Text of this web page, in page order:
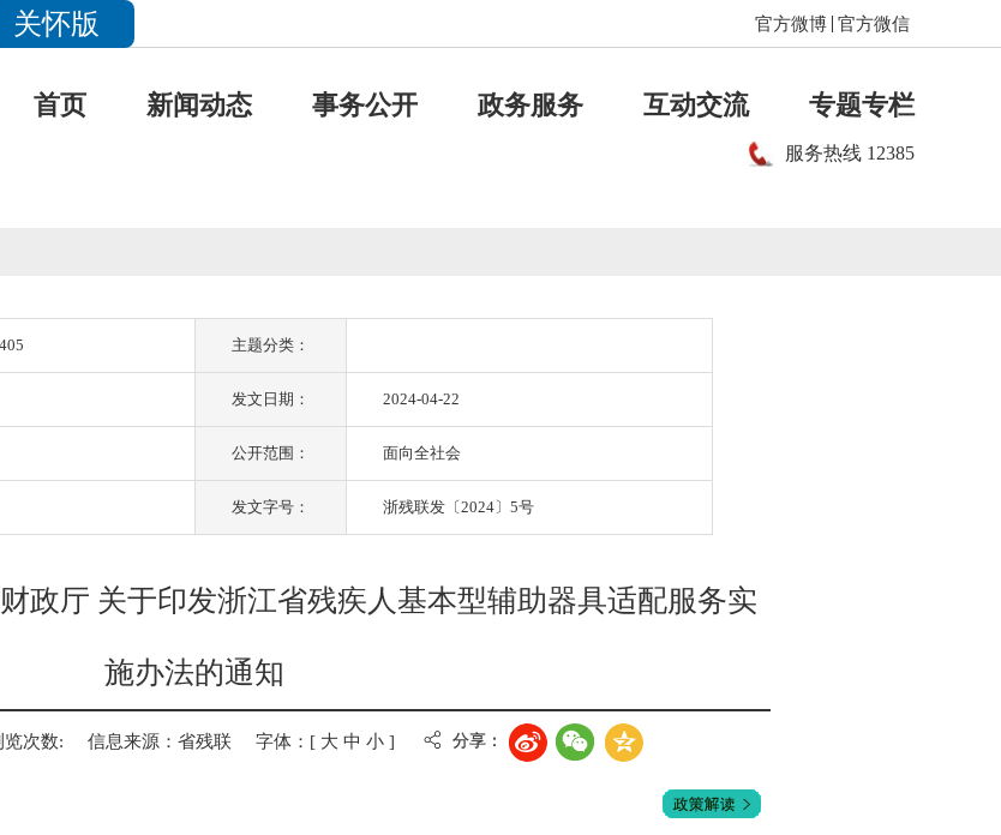
官方微博 官方微信
首页 新闻动态 事务公开 政务服务 互动交流 专题专栏
服务热线 12385
主题分类：
发文日期： 2024-04-22
公开范围： 面向全社会
发文字号： 浙残联发〔2024〕5号
政厅 关于印发浙江省残疾人基本型辅助器具适配服务实
施办法的通知
览次数: 信息来源：省残联 字体：[ 大 中 小] 分享：
关怀版